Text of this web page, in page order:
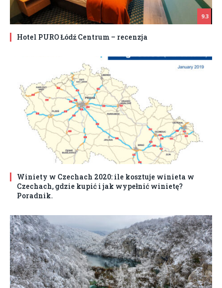
9.3
Hotel PURO Łódź Centrum – recenzja
Winiety w Czechach 2020: ile kosztuje winieta w
Czechach, gdzie kupić i jak wypełnić winietę?
Poradnik.